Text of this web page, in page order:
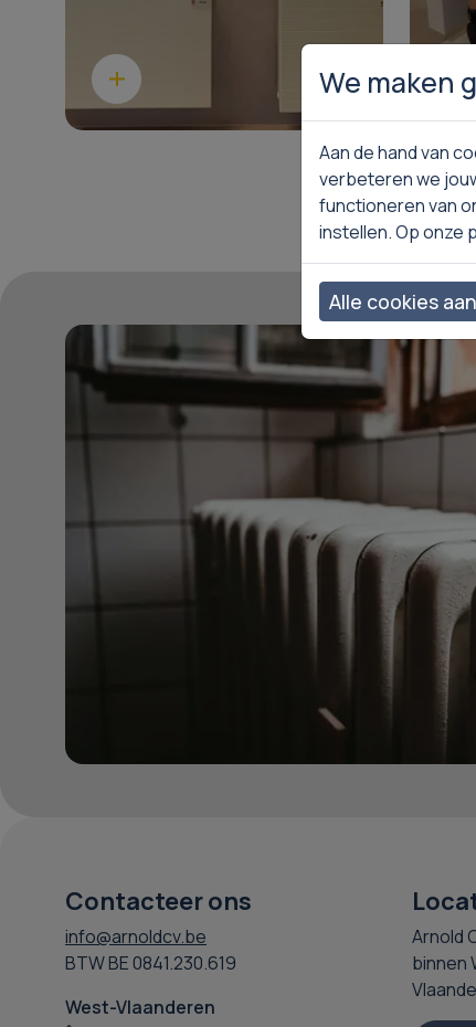
Lees meer
Contacteer ons
info@arnoldcv.be
BTW BE 0841.230.619
West-Vlaanderen
Arnold
binnen
We maken
Aan de hand van
verbeteren we
functioneren van
instellen. Op onze
Alle cookies